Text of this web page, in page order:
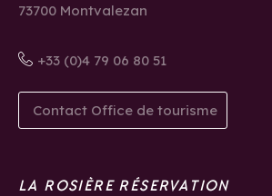
73700 Montvalezan
+33 (0)4 79 06 80 51
Contact Office de tourisme
LA ROSIÈRE RÉSERVATION